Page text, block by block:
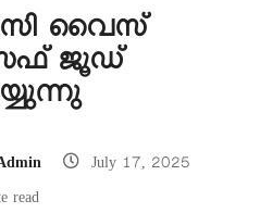
വൈസ്
ജൂഡ്
July 17, 2025
read